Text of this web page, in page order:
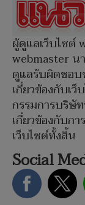
ผู้ดูแลเว็บไซต์
webmaster น
ดูแลรับผิดชอ
เกี่ยวข้องกับเว็
กรรมการบริษั
เกี่ยวข้องกับก
เว็บไซต์ทั้งสิ้น
Social